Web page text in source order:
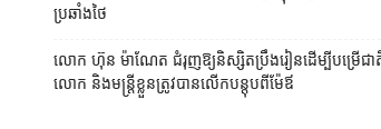
ប្រឆាំង​ថៃ ​
លោក ហ៊ុន ម៉ាណែត ជំរុញ​ឱ្យ​និស្សិត​ប្រឹងរៀន​ដើម្បី​បម្រើ​ជាតិ
លោក និង​មន្ត្រី​​ខ្លួន​ត្រូវ​បាន​លើក​បន្តុប​ពី​ម៉ែឪ